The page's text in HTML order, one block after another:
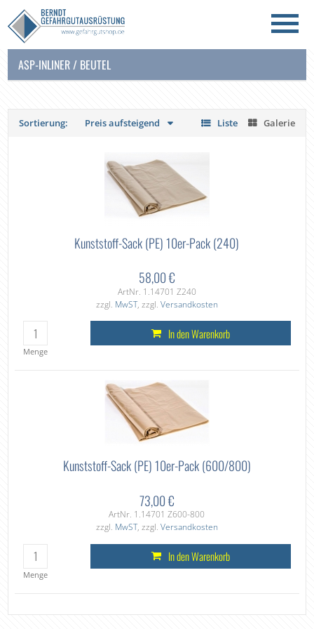
ASP-INLINER / BEUTEL
Sortierung: Preis aufsteigend Liste Galerie
Kunststoff-Sack (PE) 10er-Pack (240)
58,00 €
ArtNr. 1.14701 Z240
zzgl. MwST, zzgl. Versandkosten
Menge
In den Warenkorb
Kunststoff-Sack (PE) 10er-Pack (600/800)
73,00 €
ArtNr. 1.14701 Z600-800
zzgl. MwST, zzgl. Versandkosten
Menge
In den Warenkorb